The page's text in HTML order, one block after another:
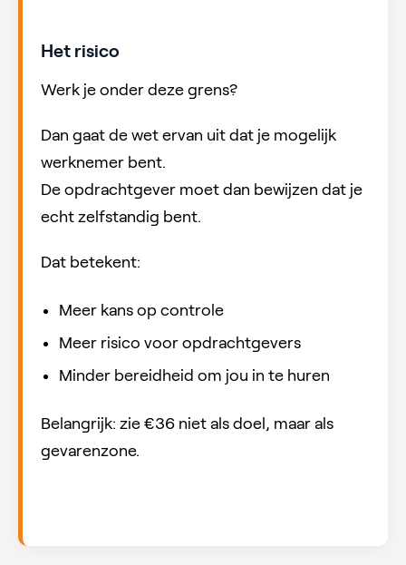
Het risico
Werk je onder deze grens?
Dan gaat de wet ervan uit dat je mogelijk
werknemer bent.
De opdrachtgever moet dan bewijzen dat je
echt zelfstandig bent.
Dat betekent:
Meer kans op controle
Meer risico voor opdrachtgevers
Minder bereidheid om jou in te huren
Belangrijk: zie €36 niet als doel, maar als
gevarenzone.